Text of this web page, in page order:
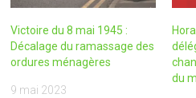
Victoire du 8 mai 1945 :
Décalage du ramassage des
ordures ménagères
9 mai 2023
du